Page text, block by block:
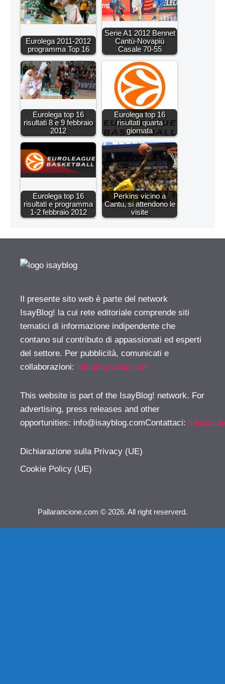
Eurolega 2011-2012
programma Top 16
Serie A1 2012 Bennet
Cantù-Novapiù
Casale 70-55
Eurolega top 16
risultati 8 e 9 febbraio
2012
Eurolega top 16
risultati quarta
giornata
Eurolega top 16
risultati e programma
1-2 febbraio 2012
Perkins vicino a
Cantu, si attendono le
visite
Il presente sito web è parte del network
IsayBlog! la cui rete editoriale comprende siti
tematici di informazione indipendente che
contano sul contributo di appassionati ed esperti
del settore. Per pubblicità, comunicati e
collaborazioni: info@isayblog.com
This website is part of the IsayBlog! network. For
advertising, press releases and other
opportunities: info@isayblog.comContattaci:
Dichiarazione sulla Privacy (UE)
Cookie Policy (UE)
Pallarancione.com © 2026. All right reserverd.